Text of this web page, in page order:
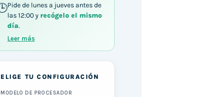
Pide de lunes a jueves antes de
las 12:00 y recógelo el mismo
día.
Leer más
ELIGE TU CONFIGURACIÓN
MODELO DE PROCESADOR